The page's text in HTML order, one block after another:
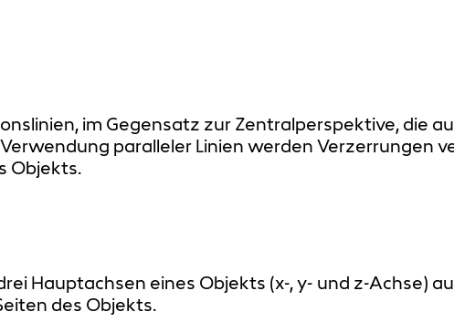
im Gegensatz zur Zentralperspektive, die
paralleler Linien werden Verzerrungen
Objekts.
Hauptachsen eines Objekts (x-, y- und z-Achse)
des Objekts.